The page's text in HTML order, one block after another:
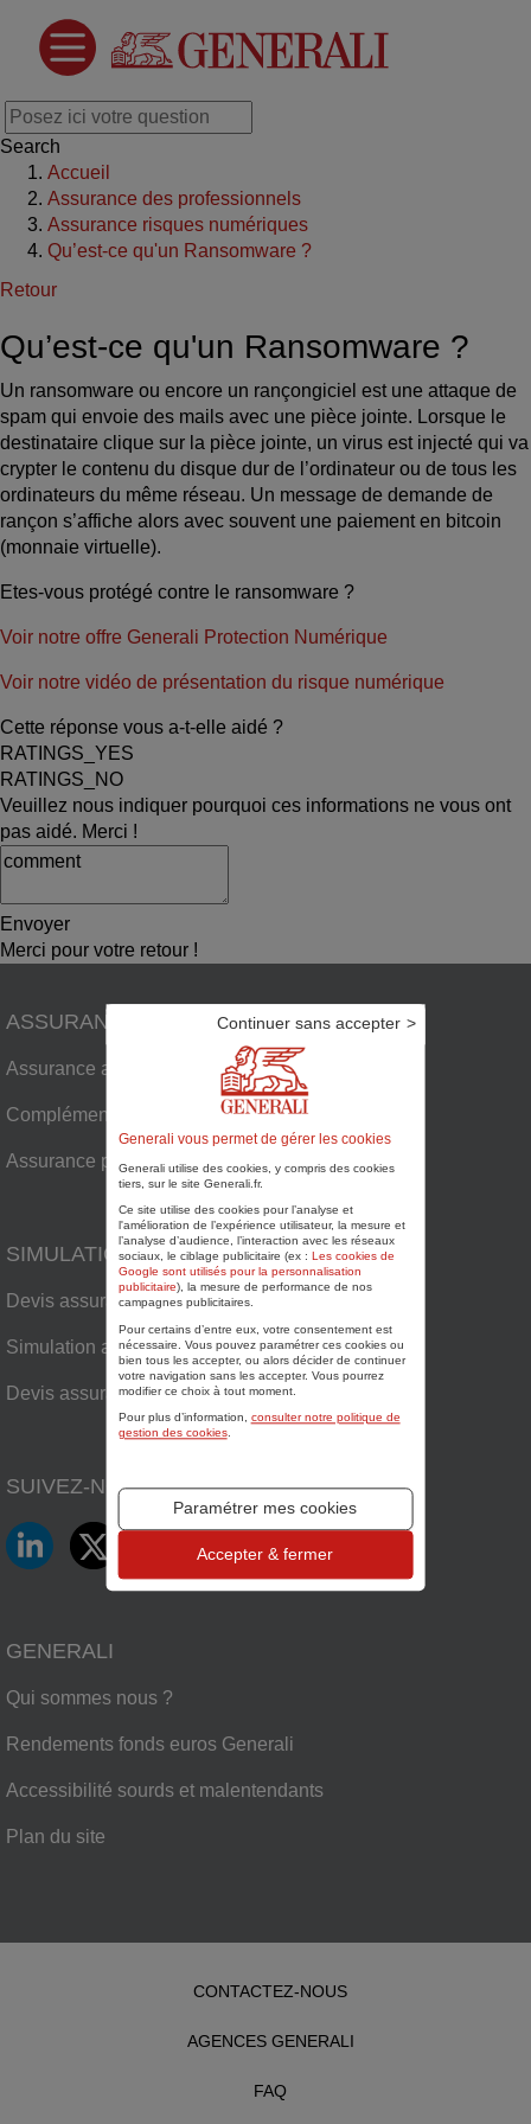
Search
Accueil
Assurance des professionnels
Assurance risques numériques
Qu’est-ce qu'un Ransomware ?
Retour
Qu’est-ce qu'un Ransomware ?
Un ransomware ou encore un rançongiciel est une attaque de
spam qui envoie des mails avec une pièce jointe. Lorsque le
destinataire clique sur la pièce jointe, un virus est injecté qui va
crypter le contenu du disque dur de l’ordinateur ou de tous les
ordinateurs du même réseau. Un message de demande de
rançon s’affiche alors avec souvent une paiement en bitcoin
(monnaie virtuelle).
Etes-vous protégé contre le ransomware ?
Voir notre offre Generali Protection Numérique
Voir notre vidéo de présentation du risque numérique
Cette réponse vous a-t-elle aidé ?
RATINGS_YES
RATINGS_NO
Veuillez nous indiquer pourquoi ces informations ne vous ont
pas aidé. Merci !
Envoyer
Merci pour votre retour !
ASSURANCES
Assurance auto
Complémentaire santé senior
Assurance plaisance
SIMULATIONS
Devis assurance habitation
Simulation assurance auto
Devis assurance plaisance
SUIVEZ-NOUS SUR
LinkedIn
TwitterFacebook
YouTube
GENERALI
Qui sommes nous ?
Rendements fonds euros Generali
Accessibilité sourds et malentendants
Plan du site
CONTACTEZ-NOUS
AGENCES GENERALI
FAQ
Generali vous permet de gérer les cookies
Generali utilise des cookies, y compris des cookies
tiers, sur le site Generali.fr.
Ce site utilise des cookies pour l’analyse et
l'amélioration de l’expérience utilisateur, la mesure et
l’analyse d’audience, l’interaction avec les réseaux
sociaux, le ciblage publicitaire (ex : Les cookies de
Google sont utilisés pour la personnalisation
publicitaire), la mesure de performance de nos
campagnes publicitaires.
Pour certains d’entre eux, votre consentement est
nécessaire. Vous pouvez paramétrer ces cookies ou
bien tous les accepter, ou alors décider de continuer
votre navigation sans les accepter. Vous pourrez
modifier ce choix à tout moment.
Pour plus d’information, consulter notre politique de
gestion des cookies.
Paramétrer mes cookies
Continuer sans accepter
Accepter & fermer